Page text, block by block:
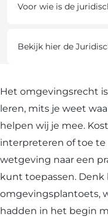
Voor wie is de
Bekijk hier de
Het omgevingsrecht
leren, mits je weet
helpen wij je mee.
interpreteren of toe te
wetgeving naar een
kunt toepassen. Denk
omgevingsplantoets,
hadden in het begin